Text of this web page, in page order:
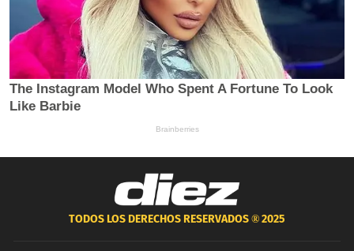
TODOS LOS DERECHOS RESERVADOS ®2025